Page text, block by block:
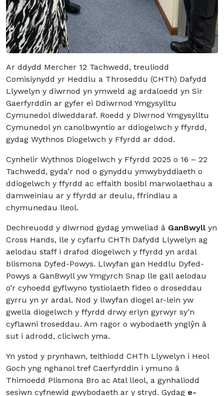
Ar ddydd Mercher 12 Tachwedd, treuliodd
Comisiynydd yr Heddlu a Throseddu (CHTh) Dafydd
Llywelyn y diwrnod yn ymweld ag ardaloedd yn Sir
Gaerfyrddin ar gyfer ei Ddiwrnod Ymgysylltu
Cymunedol diweddaraf. Roedd y Diwrnod Ymgysylltu
Cymunedol yn canolbwyntio ar ddiogelwch y ffyrdd,
gydag Wythnos Diogelwch y Ffyrdd ar ddod.
Cynhelir Wythnos Diogelwch y Ffyrdd 2025 o 16 – 22
Tachwedd, gyda’r nod o gynyddu ymwybyddiaeth o
ddiogelwch y ffyrdd ac effaith bosibl marwolaethau a
damweiniau ar y ffyrdd ar deulu, ffrindiau a
chymunedau lleol.
Dechreuodd y diwrnod gydag ymweliad â GanBwyll yn
Cross Hands, lle y cyfarfu CHTh Dafydd Llywelyn ag
aelodau staff i drafod diogelwch y ffyrdd yn ardal
blismona Dyfed-Powys. Llwyfan gan Heddlu Dyfed-
Powys a GanBwyll yw Ymgyrch Snap lle gall aelodau
o’r cyhoedd gyflwyno tystiolaeth fideo o droseddau
gyrru yn yr ardal. Nod y llwyfan diogel ar-lein yw
gwella diogelwch y ffyrdd drwy erlyn gyrwyr sy’n
cyflawni troseddau. Am ragor o wybodaeth ynglŷn â
sut i adrodd, cliciwch yma.
Yn ystod y prynhawn, teithiodd CHTh Llywelyn i Heol
Goch yng nghanol tref Caerfyrddin i ymuno â
Thimoedd Plismona Bro ac Atal lleol, a gynhaliodd
sesiwn cyfnewid gwybodaeth ar y stryd. Gydag e-